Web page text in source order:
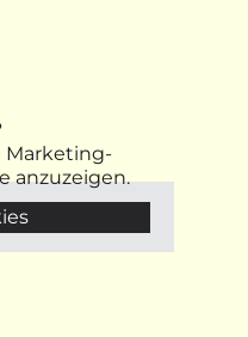
Marketing-
anzuzeigen.